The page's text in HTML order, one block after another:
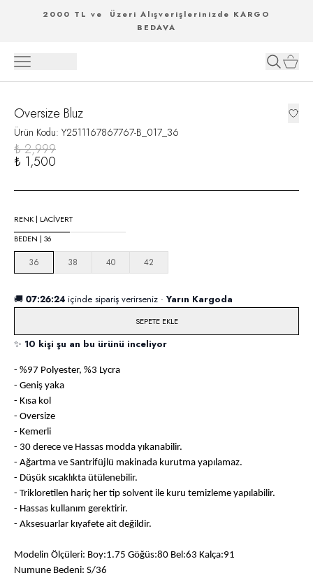
2000 TL ve Üzeri Alışverişlerinizde KARGO
BEDAVA
Oversize Bluz
Ürün Kodu: Y2511167867767-B_017_36
₺ 2,999
₺ 1,500
RENK | LACİVERT
BEDEN | 36
36 38 40 42
🚚 07:26:24 içinde sipariş verirseniz · Yarın Kargoda
SEPETE EKLE
✨ 10 kişi şu an bu ürünü inceliyor
- %97 Polyester, %3 Lycra
- Geniş yaka
- Kısa kol
- Oversize
- Kemerli
- 30 derece ve Hassas modda yıkanabilir.
- Ağartma ve Santrifüjlü makinada kurutma yapılamaz.
- Düşük sıcaklıkta ütülenebilir.
- Trikloretilen hariç her tip solvent ile kuru temizleme yapılabilir.
- Hassas kullanım gerektirir.
- Aksesuarlar kıyafete ait değildir.
Modelin Ölçüleri: Boy:1.75 Göğüs:80 Bel:63 Kalça:91
Numune Bedeni: S/36